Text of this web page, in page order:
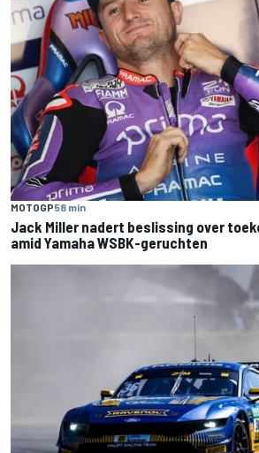
MOTOGP58 min
Jack Miller nadert beslissing over
amid Yamaha WSBK-geruchten